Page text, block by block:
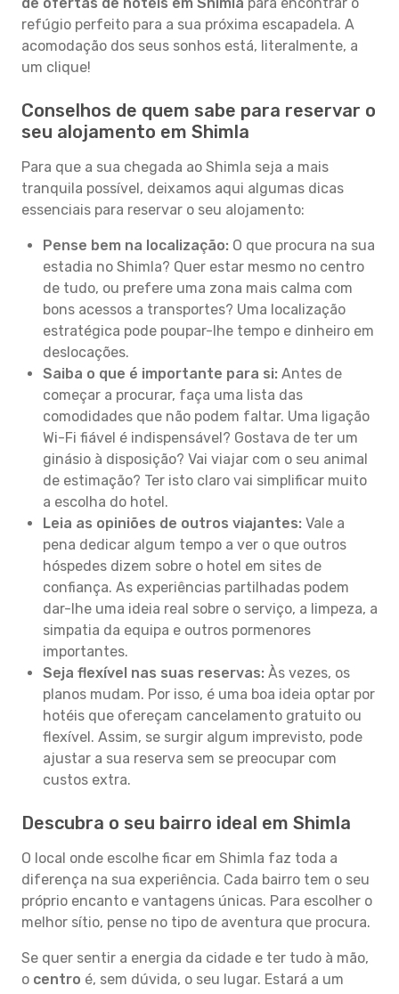
refúgio perfeito para a sua próxima escapadela. A
acomodação dos seus sonhos está, literalmente, a
um clique!
Conselhos de quem sabe para reservar o
seu alojamento em Shimla
Para que a sua chegada ao Shimla seja a mais
tranquila possível, deixamos aqui algumas dicas
essenciais para reservar o seu alojamento:
Pense bem na localização: O que procura na sua
estadia no Shimla? Quer estar mesmo no centro
de tudo, ou prefere uma zona mais calma com
bons acessos a transportes? Uma localização
estratégica pode poupar-lhe tempo e dinheiro em
deslocações.
Saiba o que é importante para si: Antes de
começar a procurar, faça uma lista das
comodidades que não podem faltar. Uma ligação
Wi-Fi fiável é indispensável? Gostava de ter um
ginásio à disposição? Vai viajar com o seu animal
de estimação? Ter isto claro vai simplificar muito
a escolha do hotel.
Leia as opiniões de outros viajantes: Vale a
pena dedicar algum tempo a ver o que outros
hóspedes dizem sobre o hotel em sites de
confiança. As experiências partilhadas podem
dar-lhe uma ideia real sobre o serviço, a limpeza, a
simpatia da equipa e outros pormenores
importantes.
Seja flexível nas suas reservas: Às vezes, os
planos mudam. Por isso, é uma boa ideia optar por
hotéis que ofereçam cancelamento gratuito ou
flexível. Assim, se surgir algum imprevisto, pode
ajustar a sua reserva sem se preocupar com
custos extra.
Descubra o seu bairro ideal em Shimla
O local onde escolhe ficar em Shimla faz toda a
diferença na sua experiência. Cada bairro tem o seu
próprio encanto e vantagens únicas. Para escolher o
melhor sítio, pense no tipo de aventura que procura.
Se quer sentir a energia da cidade e ter tudo à mão,
o centro é, sem dúvida, o seu lugar. Estará a um